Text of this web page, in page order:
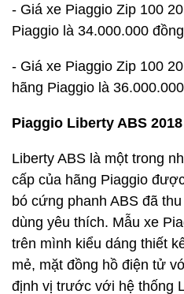
- Giá xe Piaggio Zip 100
Piaggio là 34.000.000
- Giá xe Piaggio Zip 100
hãng Piaggio là
Piaggio Liberty ABS 2018
Liberty ABS là một trong
cấp của hãng Piaggio
bó cứng phanh ABS đã
dùng yêu thích. Mẫu xe
trên mình kiểu dáng thiết
mẻ, mặt đồng hồ điện tử
định vị trước với hệ thống